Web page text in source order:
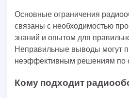
Основные ограничения
связаны с необходимостью
знаний и опытом для
Неправильные выводы могут
неэффективным решениям по
Кому подходит